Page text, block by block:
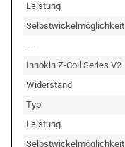
Leistung
Selbstwickelmöglichkeit
---
Innokin Z-Coil Series V2
Widerstand
Typ
Leistung
Selbstwickelmöglichkeit